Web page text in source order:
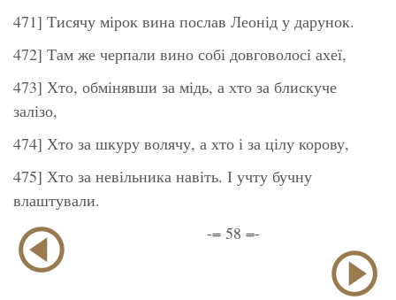
471] Тисячу мірок вина послав Леонід у дарунок.
472] Там же черпали вино собі довговолосі ахеї,
473] Хто, обмінявши за мідь, а хто за блискуче
залізо,
474] Хто за шкуру волячу, а хто і за цілу корову,
475] Хто за невільника навіть. І учту бучну
влаштували.
-= 58 =-